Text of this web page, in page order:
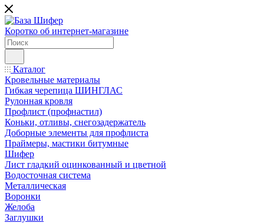
Коротко об интернет-магазине
Каталог
Кровельные материалы
Гибкая черепица ШИНГЛАС
Рулонная кровля
Профлист (профнастил)
Коньки, отливы, снегозадержатель
Доборные элементы для профлиста
Праймеры, мастики битумные
Шифер
Лист гладкий оцинкованный и цветной
Водосточная система
Металлическая
Воронки
Желоба
Заглушки